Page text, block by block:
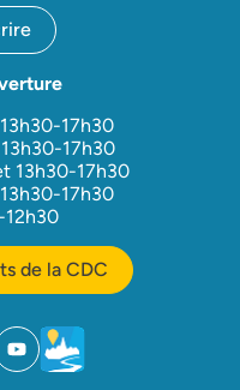
17h30
17h30
13h30-17h30
17h30
12h30
de la CDC
nouvel onglet)
un nouvel onglet)
dans un nouvel onglet)
YouTube
(ouverture dans un nouvel
Météo
(ouverture dans un